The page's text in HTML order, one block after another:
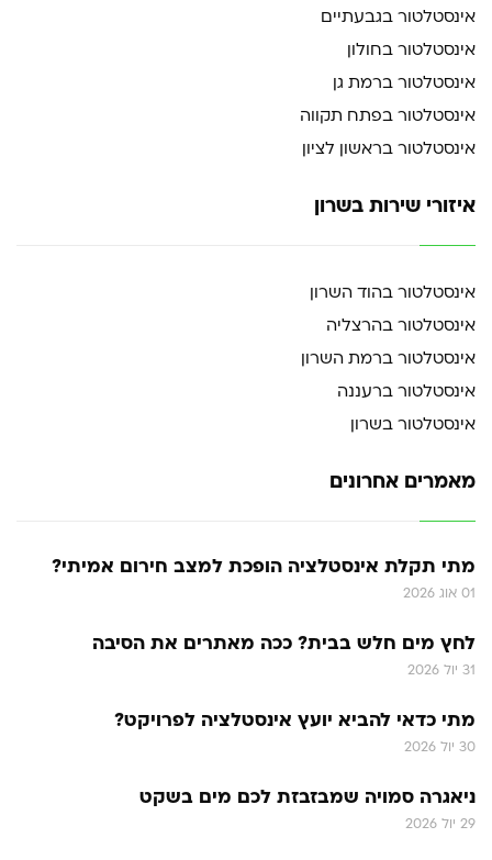
אינסטלטור בגבעתיים
אינסטלטור בחולון
אינסטלטור ברמת גן
אינסטלטור בפתח תקווה
אינסטלטור בראשון לציון
איזורי שירות בשרון
אינסטלטור בהוד השרון
אינסטלטור בהרצליה
אינסטלטור ברמת השרון
אינסטלטור ברעננה
אינסטלטור בשרון
מאמרים אחרונים
מתי תקלת אינסטלציה הופכת למצב חירום אמיתי?
01 אוג 2026
לחץ מים חלש בבית? ככה מאתרים את הסיבה
31 יול 2026
מתי כדאי להביא יועץ אינסטלציה לפרויקט?
30 יול 2026
ניאגרה סמויה שמבזבזת לכם מים בשקט
29 יול 2026